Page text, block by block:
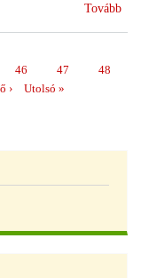
Tovább
Page
46 Page
47 Page
48
›
Utolsó
Utolsó »